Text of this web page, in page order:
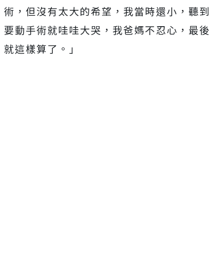
術，但沒有太大的希望，我當時還小，聽到
要動手術就哇哇大哭，我爸媽不忍心，最後
就這樣算了。」